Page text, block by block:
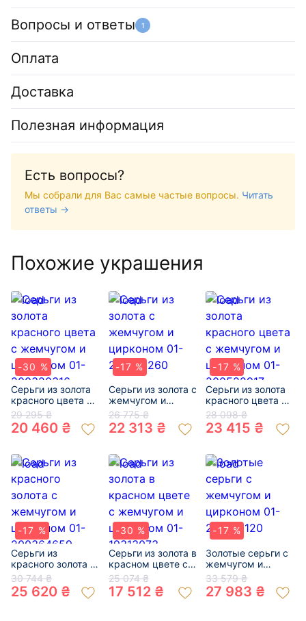
Вопросы и ответы 1
Оплата
Доставка
Полезная информация
Есть вопросы?
Мы собрали для Вас самые частые вопросы. Читать
ответы →
Похожие украшения
-30 %
Серьги из золота
красного цвета с
жемчугом и
цирконом 01-
200320316
29 295 ₴
20 460 ₴
-17 %
Серьги из золота с
жемчугом и
цирконом 01-
200519260
26 775 ₴
22 313 ₴
-17 %
Серьги из золота
красного цвета с
жемчугом и
цирконом 01-
200522917
28 098 ₴
23 415 ₴
-17 %
Серьги из
красного золота с
жемчугом и
цирконом 01-
200364659
30 744 ₴
25 620 ₴
-30 %
Серьги из золота в
красном цвете с
жемчугом и
цирконом 01-
19313073
25 074 ₴
17 512 ₴
-17 %
Золотые серьги с
жемчугом и
цирконом 01-
200613120
33 579 ₴
27 983 ₴